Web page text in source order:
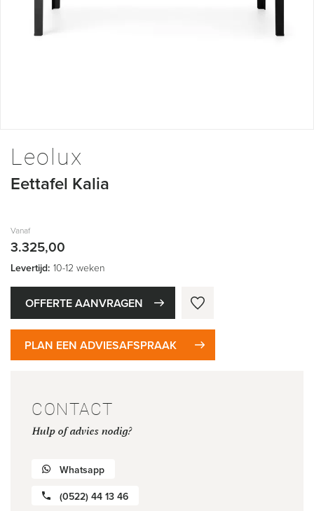
naar
het
van
Leolux
Eettafel Kalia
Vanaf
3.325,00
Levertijd: 10-12 weken
OFFERTE AANVRAGEN
PLAN EEN ADVIESAFSPRAAK
CONTACT
Hulp of advies nodig?
Whatsapp
(0522) 44 13 46